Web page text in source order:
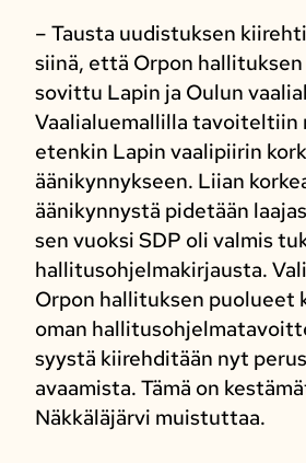
– Tausta uudistuksen
siinä, että Orpon hallituksen
sovittu Lapin ja Oulun
Vaalialuemallilla tavoiteltiin
etenkin Lapin vaalipiirin
äänikynnykseen. Liian
äänikynnystä pidetään
sen vuoksi SDP oli valmis
hallitusohjelmakirjausta.
Orpon hallituksen puolueet
oman
syystä kiirehditään nyt
avaamista. Tämä on
Näkkäläjärvi muistuttaa.